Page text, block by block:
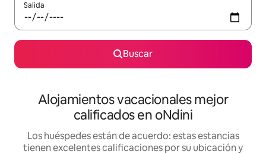
Salida
Buscar
Alojamientos vacacionales mejor
calificados en oNdini
Los huéspedes están de acuerdo: estas estancias
tienen excelentes calificaciones por su ubicación y